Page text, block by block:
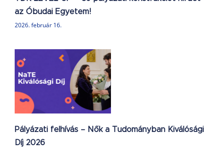
az Óbudai Egyetem!
2026. február 16.
Pályázati felhívás – Nők a Tudományban Kiválósági
Díj 2026